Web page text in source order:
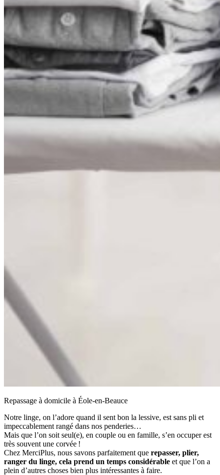
Repassage à domicile à Éole-en-Beauce
Notre linge, on l’adore quand il sent bon la lessive, est sans pli et
impeccablement rangé dans nos penderies…
Mais que l’on soit seul(e), en couple ou en famille, s’en occuper est
très souvent une corvée !
Chez MerciPlus, nous savons parfaitement que repasser, plier,
ranger du linge, cela prend un temps considérable et que l’on a
plein d’autres choses bien plus intéressantes à faire.